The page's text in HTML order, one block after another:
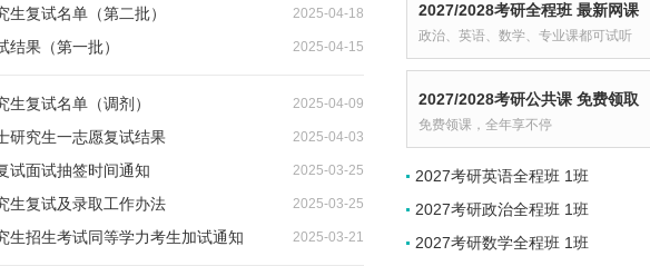
复试名单（第二批） 2025-04-18
果（第一批） 2025-04-15
复试名单（调剂） 2025-04-09
研究生一志愿复试结果 2025-04-03
试面试抽签时间通知 2025-03-25
生复试及录取工作办法 2025-03-25
生招生考试同等学力考生加试通知 2025-03-21
2027/2028考研全程班 最新网课
政治、英语、数学、专业课都可试听
2027/2028考研公共课 免费领取
免费领课，全年享不停
2027考研英语全程班 1班
2027考研政治全程班 1班
2027考研数学全程班 1班